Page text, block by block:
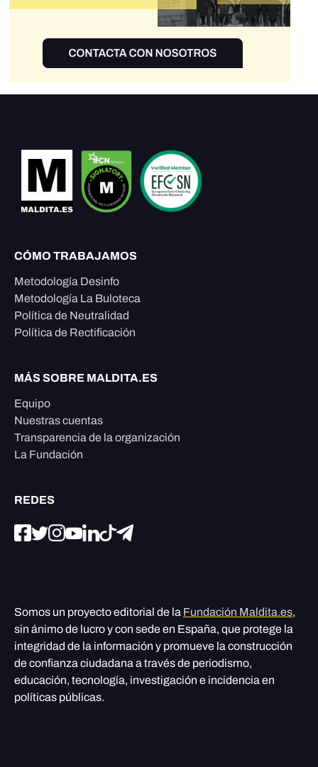
CÓMO TRABAJAMOS
Metodología Desinfo
Metodología La Buloteca
Política de Neutralidad
Política de Rectificación
MÁS SOBRE MALDITA.ES
Equipo
Nuestras cuentas
Transparencia de la organización
La Fundación
REDES
Somos un proyecto editorial de la Fundación Maldita.es,
sin ánimo de lucro y con sede en España, que protege la
integridad de la información y promueve la construcción
de confianza ciudadana a través de periodismo,
educación, tecnología, investigación e incidencia en
políticas públicas.